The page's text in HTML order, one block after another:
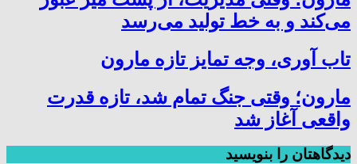
می‌کند و به خط تولید می‌رسد
تاب آوری، وجه تمایز تازه مارون
مارون؛ وقتی جنگ تمام شد، تازه قدرت
واقعی آغاز شد
دیدگاهتان را بنویسید